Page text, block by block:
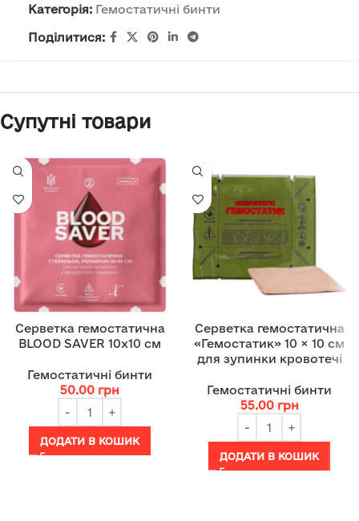
Категорія: Гемостатичні бинти
Поділитися:
Супутні товари
Серветка гемостатична
BLOOD SAVER 10х10 см
Гемостатичні бинти
50.00 грн
ДОДАТИ В КОШИК
Серветка гемостатична
«Гемостатик» 10 × 10 см
для зупинки кровотечі
Гемостатичні бинти
55.00 грн
ДОДАТИ В КОШИК